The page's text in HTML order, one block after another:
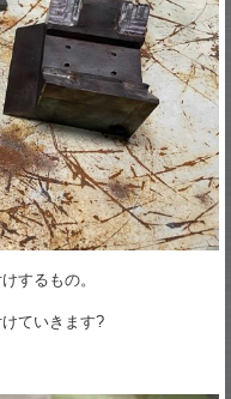
するもの。
ていきます?